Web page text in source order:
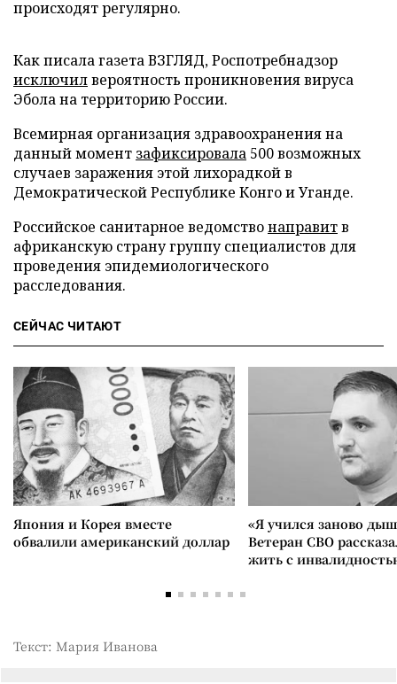
происходят регулярно.
Как писала газета ВЗГЛЯД, Роспотребнадзор
исключилвероятность проникновения вируса
Эбола на территорию России.
Всемирная организация здравоохранения на
данный момент зафиксировала 500 возможных
случаев заражения этой лихорадкой в
Демократической Республике Конго и Уганде.
Российское санитарное ведомствонаправитв
африканскую страну группу специалистов для
проведения эпидемиологического
расследования.
СЕЙЧАС ЧИТАЮТ
Япония и Корея вместе
обвалили американский доллар
«Я учился заново
Ветеран СВО
жить с
Текст: Мария Иванова